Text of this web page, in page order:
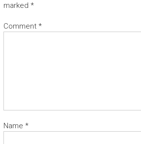
marked *
Comment *
Name *